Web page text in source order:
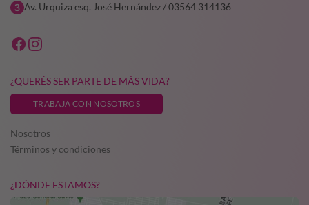
Av. Urquiza esq. José Hernández / 03564 314136
¿QUERÉS SER PARTE DE MÁS VIDA?
TRABAJA CON NOSOTROS
Nosotros
Términos y condiciones
¿DÓNDE ESTAMOS?